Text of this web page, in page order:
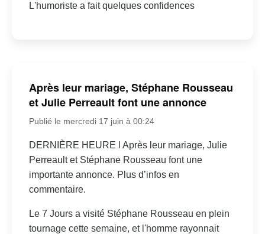
L'humoriste a fait quelques confidences
Après leur mariage, Stéphane Rousseau
et Julie Perreault font une annonce
Publié le mercredi 17 juin à 00:24
DERNIÈRE HEURE l Après leur mariage, Julie
Perreault et Stéphane Rousseau font une
importante annonce. Plus d’infos en
commentaire.
Le 7 Jours a visité Stéphane Rousseau en plein
tournage cette semaine, et l'homme rayonnait